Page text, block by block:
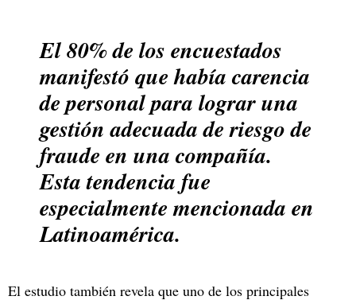
El 80% de los encuestados
manifestó que había carencia
de personal para lograr una
gestión adecuada de riesgo de
fraude en una compañía.
Esta tendencia fue
especialmente mencionada en
Latinoamérica.
El estudio también revela que uno de los principales